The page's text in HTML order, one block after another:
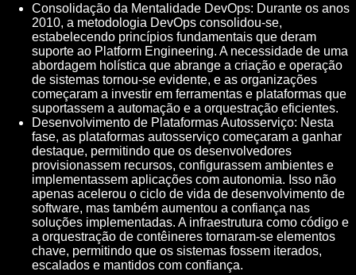
Consolidação da Mentalidade DevOps: Durante os anos
2010, a metodologia DevOps consolidou-se,
estabelecendo princípios fundamentais que deram
suporte ao Platform Engineering. A necessidade de uma
abordagem holística que abrange a criação e operação
de sistemas tornou-se evidente, e as organizações
começaram a investir em ferramentas e plataformas que
suportassem a automação e a orquestração eficientes.
Desenvolvimento de Plataformas Autosserviço: Nesta
fase, as plataformas autosserviço começaram a ganhar
destaque, permitindo que os desenvolvedores
provisionassem recursos, configurassem ambientes e
implementassem aplicações com autonomia. Isso não
apenas acelerou o ciclo de vida de desenvolvimento de
software, mas também aumentou a confiança nas
soluções implementadas. A infraestrutura como código e
a orquestração de contêineres tornaram-se elementos
chave, permitindo que os sistemas fossem iterados,
escalados e mantidos com confiança.